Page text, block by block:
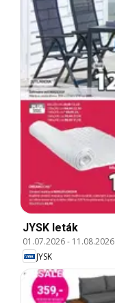
JYSK leták
01.07.2026- 11.08.2026
JYSK